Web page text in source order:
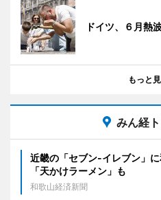
ドイツ、６月熱
もっと
みん経
近畿の「セブン-イレブン」
「天かけラーメン」も
和歌山経済新聞